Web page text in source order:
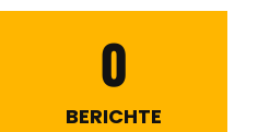
0
BERICHTE